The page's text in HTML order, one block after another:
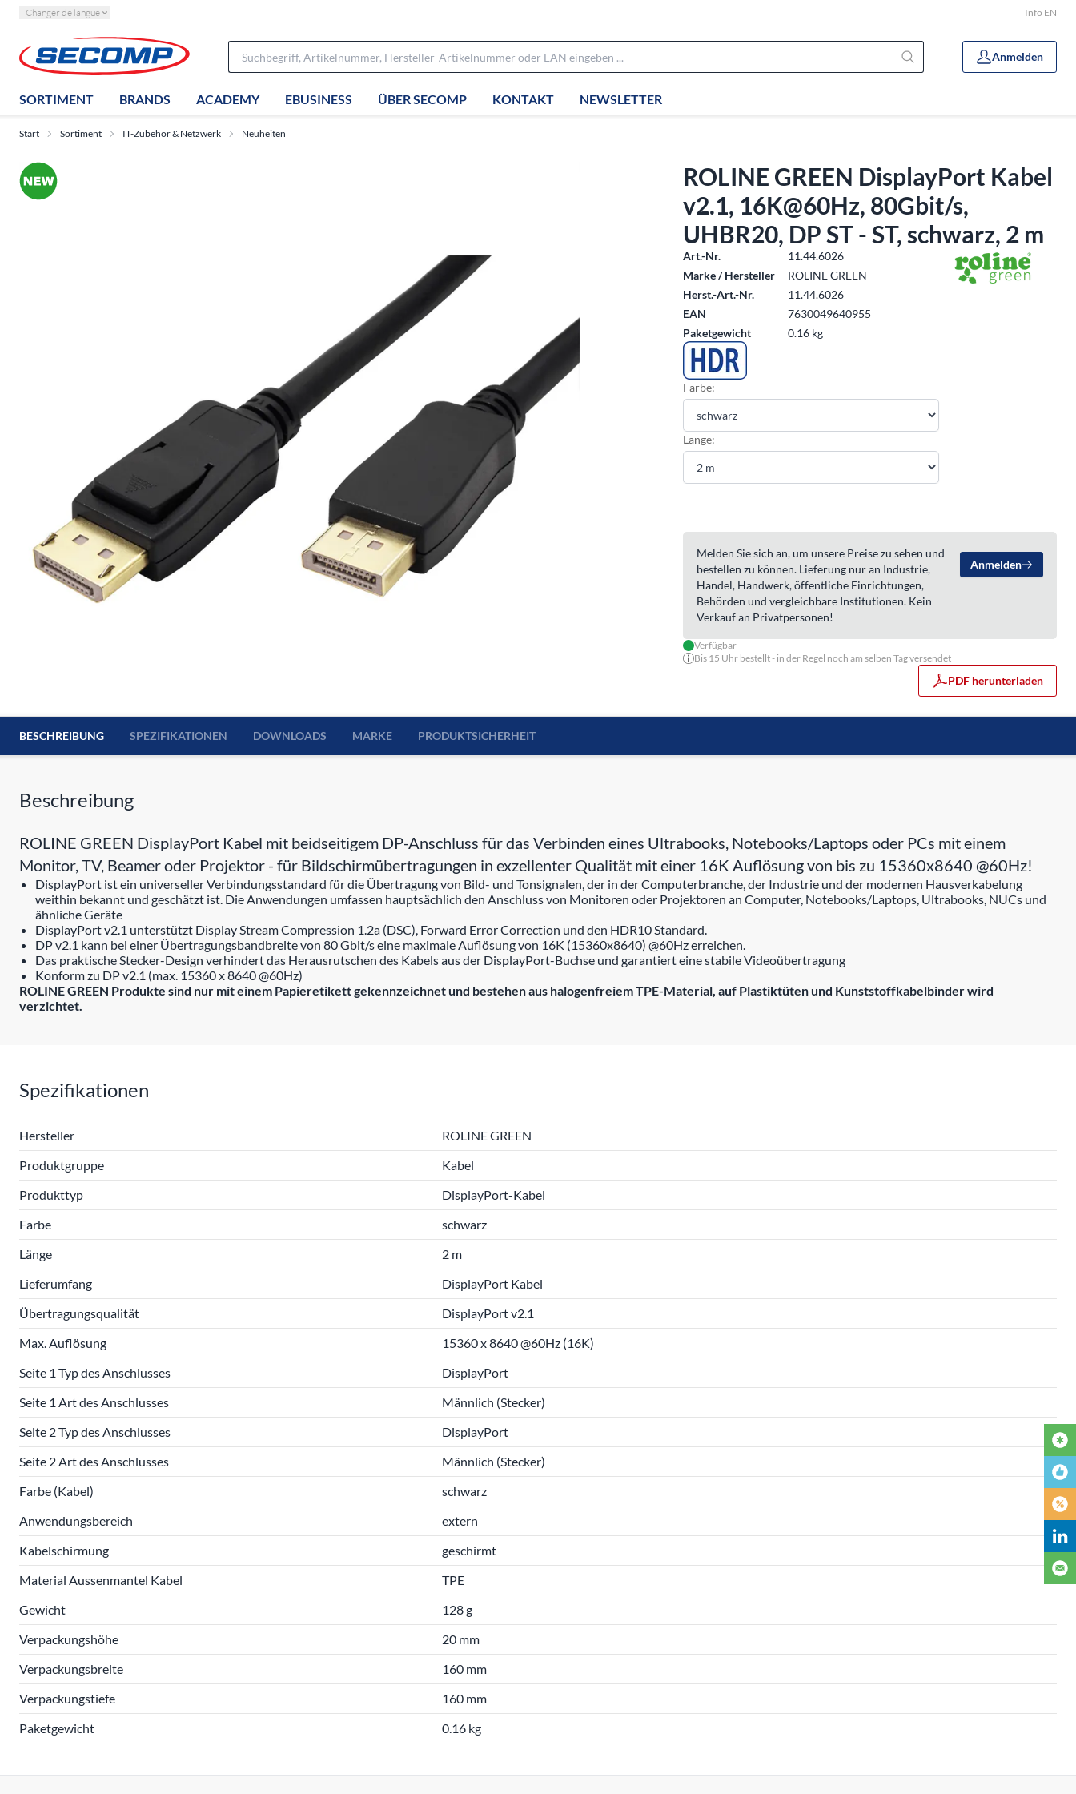
Changer de langue Info EN
Anmelden
SORTIMENT BRANDS ACADEMY EBUSINESS ÜBER SECOMP KONTAKT NEWSLETTER
Start Sortiment IT-Zubehör & Netzwerk Neuheiten
ROLINE GREEN DisplayPort Kabel
v2.1, 16K@60Hz, 80Gbit/s,
UHBR20, DP ST - ST, schwarz, 2 m
Art.-Nr.
11.44.6026
Marke / Hersteller
ROLINE GREEN
Herst.-Art.-Nr.
11.44.6026
EAN
7630049640955
Paketgewicht
0.16 kg
Farbe:
Länge:
Melden Sie sich an, um unsere Preise zu sehen und
bestellen zu können. Lieferung nur an Industrie,
Handel, Handwerk, öffentliche Einrichtungen,
Behörden und vergleichbare Institutionen. Kein
Verkauf an Privatpersonen!
Anmelden
Verfügbar
Bis 15 Uhr bestellt - in der Regel noch am selben Tag versendet
PDF herunterladen
BESCHREIBUNG SPEZIFIKATIONEN DOWNLOADS MARKE PRODUKTSICHERHEIT
Beschreibung
ROLINE GREEN DisplayPort Kabel mit beidseitigem DP-Anschluss für das Verbinden eines Ultrabooks, Notebooks/Laptops oder PCs mit einem
Monitor, TV, Beamer oder Projektor - für Bildschirmübertragungen in exzellenter Qualität mit einer 16K Auflösung von bis zu 15360x8640 @60Hz!
DisplayPort ist ein universeller Verbindungsstandard für die Übertragung von Bild- und Tonsignalen, der in der Computerbranche, der Industrie und der modernen Hausverkabelung
weithin bekannt und geschätzt ist. Die Anwendungen umfassen hauptsächlich den Anschluss von Monitoren oder Projektoren an Computer, Notebooks/Laptops, Ultrabooks, NUCs und
ähnliche Geräte
DisplayPort v2.1 unterstützt Display Stream Compression 1.2a (DSC), Forward Error Correction und den HDR10 Standard.
DP v2.1 kann bei einer Übertragungsbandbreite von 80 Gbit/s eine maximale Auflösung von 16K (15360x8640) @60Hz erreichen.
Das praktische Stecker-Design verhindert das Herausrutschen des Kabels aus der DisplayPort-Buchse und garantiert eine stabile Videoübertragung
Konform zu DP v2.1 (max. 15360 x 8640 @60Hz)
ROLINE GREEN Produkte sind nur mit einem Papieretikett gekennzeichnet und bestehen aus halogenfreiem TPE-Material, auf Plastiktüten und Kunststoffkabelbinder wird
verzichtet.
Spezifikationen
Hersteller
ROLINE GREEN
Produktgruppe
Kabel
Produkttyp
DisplayPort-Kabel
Farbe
schwarz
Länge
2 m
Lieferumfang
DisplayPort Kabel
Übertragungsqualität
DisplayPort v2.1
Max. Auflösung
15360 x 8640 @60Hz (16K)
Seite 1 Typ des Anschlusses
DisplayPort
Seite 1 Art des Anschlusses
Männlich (Stecker)
Seite 2 Typ des Anschlusses
DisplayPort
Seite 2 Art des Anschlusses
Männlich (Stecker)
Farbe (Kabel)
schwarz
Anwendungsbereich
extern
Kabelschirmung
geschirmt
Material Aussenmantel Kabel
TPE
Gewicht
128 g
Verpackungshöhe
20 mm
Verpackungsbreite
160 mm
Verpackungstiefe
160 mm
Paketgewicht
0.16 kg